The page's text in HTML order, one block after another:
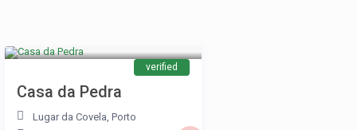
verified
Casa da Pedra
Lugar da Covela, Porto